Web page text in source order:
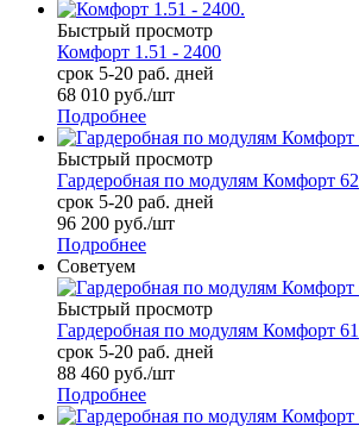
Быстрый просмотр
Комфорт 1.51 - 2400
срок 5-20 раб. дней
68 010 руб./шт
Подробнее
Быстрый просмотр
Гардеробная по модулям Комфорт 62
срок 5-20 раб. дней
96 200 руб./шт
Подробнее
Советуем
Быстрый просмотр
Гардеробная по модулям Комфорт 61
срок 5-20 раб. дней
88 460 руб./шт
Подробнее